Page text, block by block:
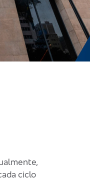
ciclo